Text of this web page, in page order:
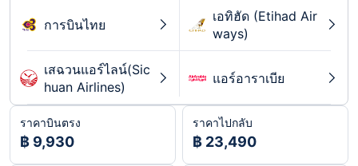
การบินไทย
เอทิฮัด (Etihad Air
ways)
เสฉวนแอร์ไลน์(Sic
huan Airlines)
แอร์อาราเบีย
ราคาบินตรง
฿ 9,930
ราคาไปกลับ
฿ 23,490